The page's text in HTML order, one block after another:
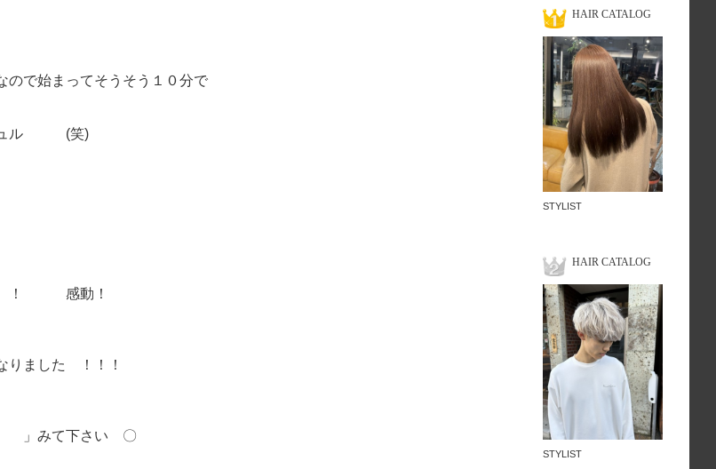
ので始まってそうそう１０分で
ュル (笑)
感動！
りました ！！！
」みて下さい 〇
HAIR CATALOG
STYLIST
HAIR CATALOG
STYLIST